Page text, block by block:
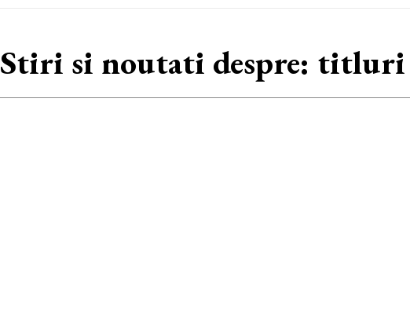
Stiri si noutati despre: titluri